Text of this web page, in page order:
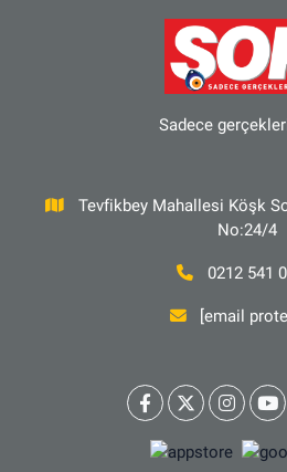
Sadece
Tevfikbey Mahallesi Köşk
No:24/4
0212 541
[email